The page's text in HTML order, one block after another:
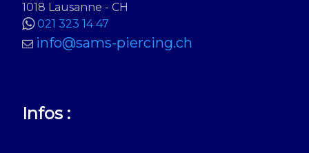
1018 Lausanne - CH
021 323 14 47
info@sams-piercing.ch
Infos :